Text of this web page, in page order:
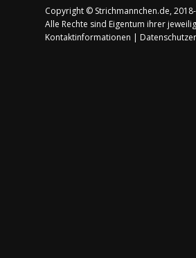
Copyright © Strichmannchen.de,
Alle Rechte sind Eigentum ihrer
Kontaktinformationen |